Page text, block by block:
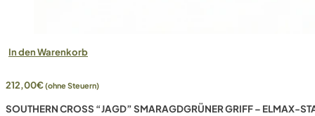
In den Warenkorb
212,00€(ohne Steuern)
SOUTHERN CROSS “JAGD” SMARAGDGRÜNER GRIFF – ELMAX-